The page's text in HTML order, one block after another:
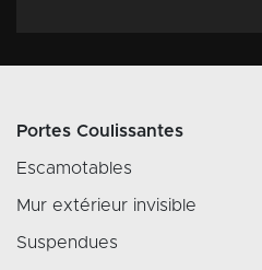
Portes Coulissantes
Escamotables
Mur extérieur invisible
Suspendues